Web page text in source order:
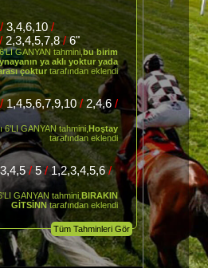
/ 3,4,6,10/
/ 2,3,4,5,7,8/6"
GANYAN tahmini,bu birim
ya aklı yoktur yada
çokturtarafından eklendi
/1,4,5,6,7,9,10/ 2,4,6/
6'LI GANYAN tahmini,Hoştay
tarafından eklendi
/5/1,2,3,4,5,6/
GANYAN tahmini,BIRAKIN
GİTSİNNtarafından eklendi
Tüm Tahminleri Gör